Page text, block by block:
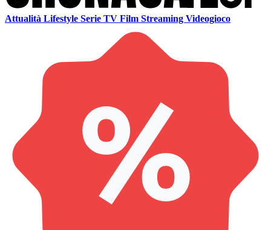
Attualità Lifestyle Serie TV Film Streaming Videogioco